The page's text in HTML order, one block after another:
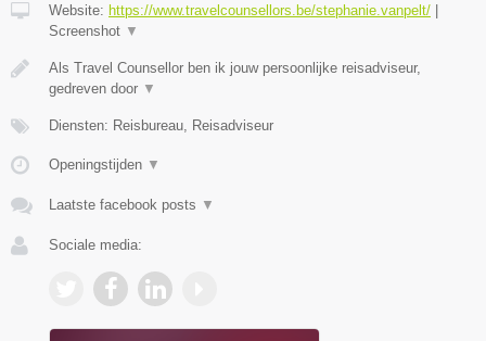
Website: https://www.travelcounsellors.be/stephanie.vanpelt/
Screenshot ▼
Als Travel Counsellor ben ik jouw persoonlijke reisadviseur,
gedreven door ▼
Diensten: Reisbureau, Reisadviseur
Openingstijden ▼
Laatste facebook posts ▼
Sociale media: